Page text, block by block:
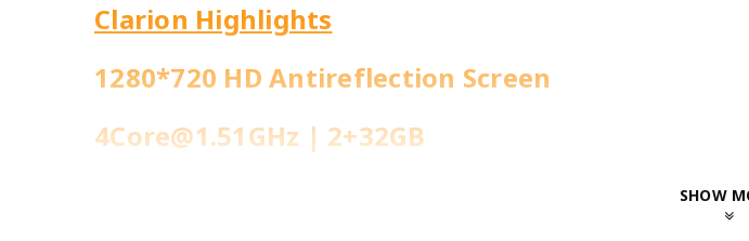
Clarion Highlights
1280*720 HD Antireflection Screen
4Core@1.51GHz | 2+32GB
SHOW